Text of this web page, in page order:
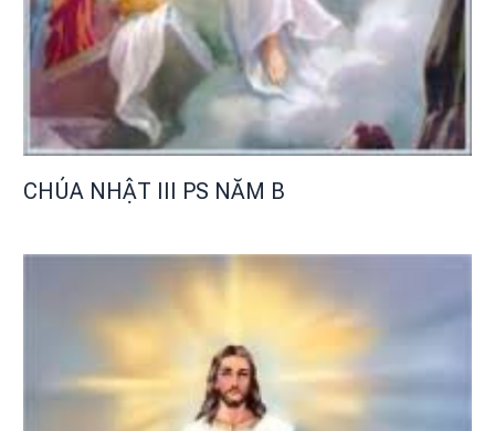
CHÚA NHẬT III PS NĂM B